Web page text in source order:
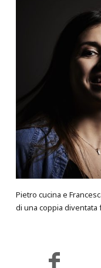
Pietro cucina e
di una coppia diventata